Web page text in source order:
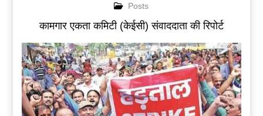
Posts
कामगार एकता कमिटी (केईसी) संवाददाता की रिपोर्ट